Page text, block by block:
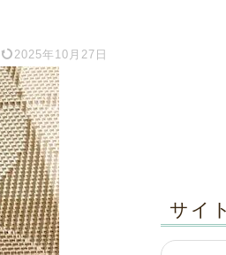
2025年10月27日
サイ